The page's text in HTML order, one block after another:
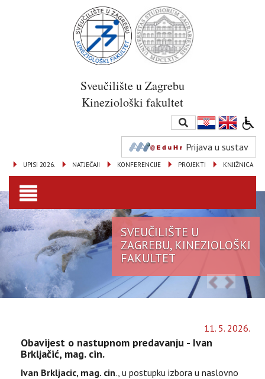
Sveučilište u Zagrebu
Kineziološki fakultet
Prijava u sustav
KNJIŽNICA
PROJEKTI
KONFERENCIJE
NATJEČAJI
UPISI 2026.
Toggle
navigation
SVEUČILIŠTE U
ZAGREBU, KINEZIOLOŠKI
FAKULTET
11. 5. 2026.
Obavijest o nastupnom predavanju - Ivan
Brkljačić, mag. cin.
Ivan Brkljacic, mag. cin., u postupku izbora u naslovno